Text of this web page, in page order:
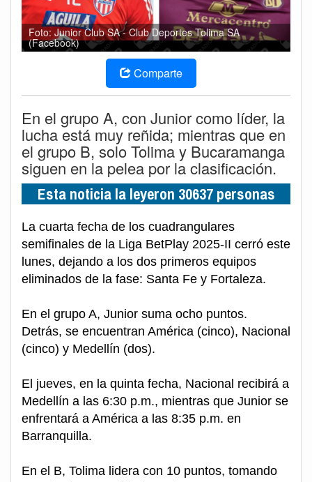
Foto: Junior Club SA - Club Deportes Tolima SA
(Facebook)
Comparte
En el grupo A, con Junior como líder, la
lucha está muy reñida; mientras que en
el grupo B, solo Tolima y Bucaramanga
siguen en la pelea por la clasificación.
Esta noticia la leyeron 30637 personas
La cuarta fecha de los cuadrangulares
semifinales de la Liga BetPlay 2025-II cerró este
lunes, dejando a los dos primeros equipos
eliminados de la fase: Santa Fe y Fortaleza.
En el grupo A, Junior suma ocho puntos.
Detrás, se encuentran América (cinco), Nacional
(cinco) y Medellín (dos).
El jueves, en la quinta fecha, Nacional recibirá a
Medellín a las 6:30 p.m., mientras que Junior se
enfrentará a América a las 8:35 p.m. en
Barranquilla.
En el B, Tolima lidera con 10 puntos, tomando